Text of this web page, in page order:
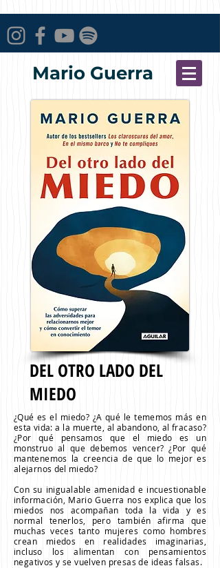
Mario Guerra
DEL OTRO LADO DEL
MIEDO
¿Qué es el miedo? ¿A qué le tememos más en
esta vida: a la muerte, al abandono, al fracaso?
¿Por qué pensamos que el miedo es un
monstruo al que debemos vencer? ¿Por qué
mantenemos la creencia de que lo mejor es
alejarnos del miedo?
Con su inigualable amenidad e incuestionable
información, Mario Guerra nos explica que los
miedos nos acompañan toda la vida y es
normal tenerlos, pero también afirma que
muchas veces tanto mujeres como hombres
crean miedos en realidades imaginarias,
incluso los alimentan con pensamientos
negativos y se vuelven presas de ideas falsas.